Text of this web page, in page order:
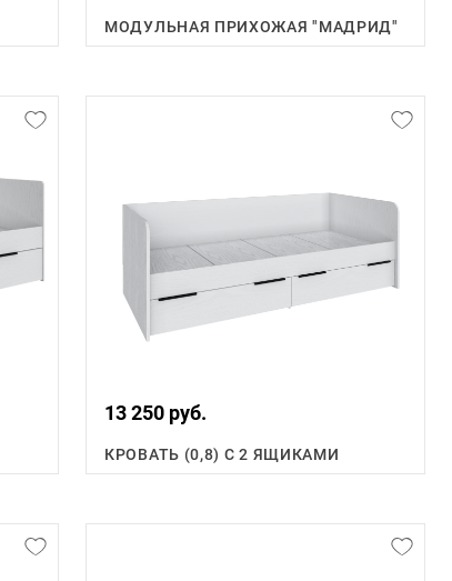
МОДУЛЬНАЯ ПРИХОЖАЯ "МАДРИД"
13 250 руб.
КРОВАТЬ (0,8) С 2 ЯЩИКАМИ